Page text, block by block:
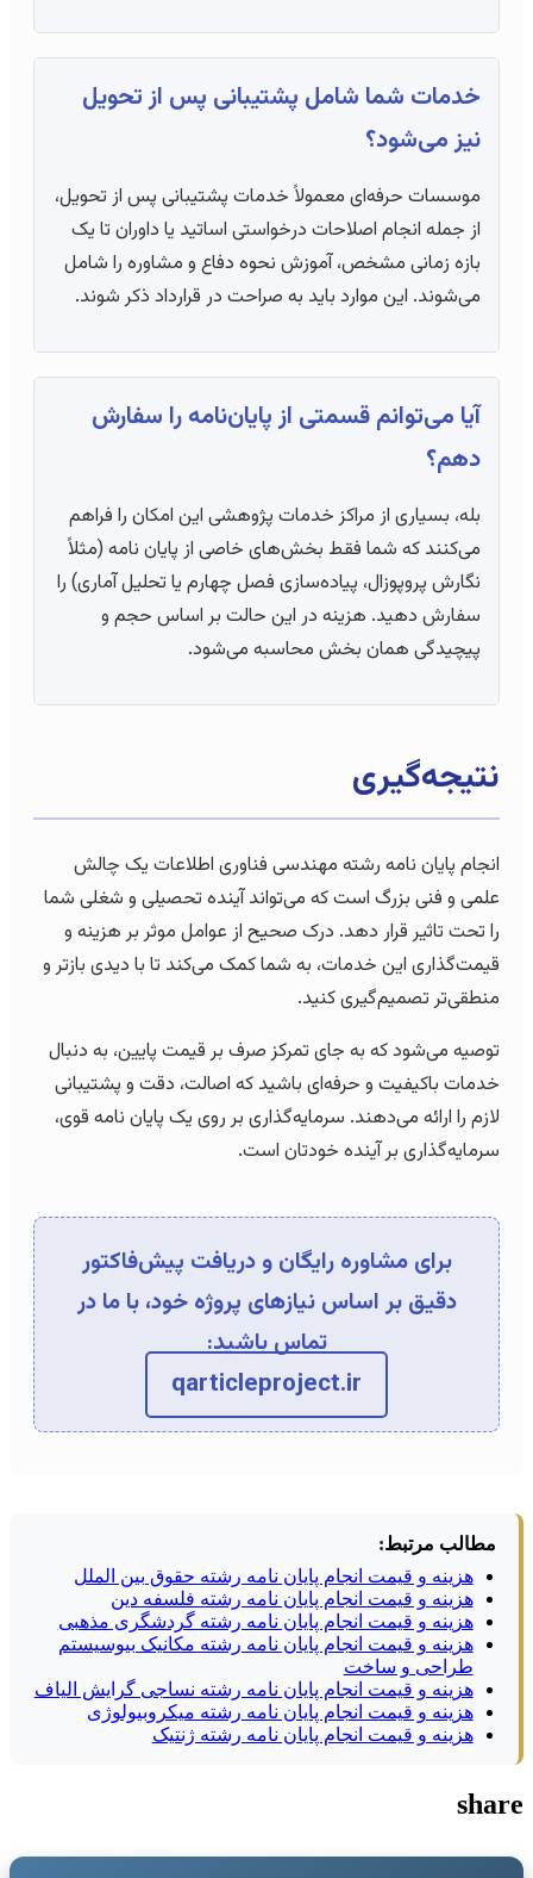
خدمات شما شامل پشتیبانی پس از تحویل
نیز می‌شود؟
موسسات حرفه‌ای معمولاً خدمات پشتیبانی پس از تحویل،
از جمله انجام اصلاحات درخواستی اساتید یا داوران تا یک
بازه زمانی مشخص، آموزش نحوه دفاع و مشاوره را شامل
می‌شوند. این موارد باید به صراحت در قرارداد ذکر شوند.
آیا می‌توانم قسمتی از پایان‌نامه را سفارش
دهم؟
بله، بسیاری از مراکز خدمات پژوهشی این امکان را فراهم
می‌کنند که شما فقط بخش‌های خاصی از پایان نامه (مثلاً
نگارش پروپوزال، پیاده‌سازی فصل چهارم یا تحلیل آماری) را
سفارش دهید. هزینه در این حالت بر اساس حجم و
پیچیدگی همان بخش محاسبه می‌شود.
نتیجه‌گیری
انجام پایان نامه رشته مهندسی فناوری اطلاعات یک چالش
علمی و فنی بزرگ است که می‌تواند آینده تحصیلی و شغلی شما
را تحت تاثیر قرار دهد. درک صحیح از عوامل موثر بر هزینه و
قیمت‌گذاری این خدمات، به شما کمک می‌کند تا با دیدی بازتر و
منطقی‌تر تصمیم‌گیری کنید.
توصیه می‌شود که به جای تمرکز صرف بر قیمت پایین، به دنبال
خدمات باکیفیت و حرفه‌ای باشید که اصالت، دقت و پشتیبانی
لازم را ارائه می‌دهند. سرمایه‌گذاری بر روی یک پایان نامه قوی،
سرمایه‌گذاری بر آینده خودتان است.
برای مشاوره رایگان و دریافت پیش‌فاکتور
دقیق بر اساس نیازهای پروژه خود، با ما در
تماس باشید:
qarticleproject.ir
مطالب مرتبط:
هزینه و قیمت انجام پایان نامه رشته حقوق بین الملل
هزینه و قیمت انجام پایان نامه رشته فلسفه دین
هزینه و قیمت انجام پایان نامه رشته گردشگری مذهبی
هزینه و قیمت انجام پایان نامه رشته مکانیک بیوسیستم
طراحی و ساخت
هزینه و قیمت انجام پایان نامه رشته نساجی گرایش الیاف
هزینه و قیمت انجام پایان نامه رشته میکروبیولوژی
هزینه و قیمت انجام پایان نامه رشته ژنتیک
share